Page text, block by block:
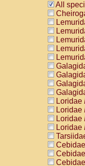
All
Loridae
Loridae
Loridae
Loridae
Cebidae
Cebidae
Cebidae